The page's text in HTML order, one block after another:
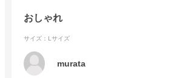
おしゃれ
サイズ：Lサイズ
murata